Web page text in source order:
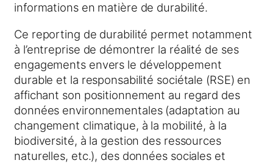
informations en matière de durabilité.
Ce reporting de durabilité permet notamment
à l’entreprise de démontrer la réalité de ses
engagements envers le développement
durable et la responsabilité sociétale (RSE) en
affichant son positionnement au regard des
données environnementales (adaptation au
changement climatique, à la mobilité, à la
biodiversité, à la gestion des ressources
naturelles, etc.), des données sociales et